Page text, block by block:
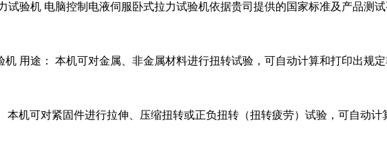
试验机 电脑控制电液伺服卧式拉力试验机依据贵司提供的国家标准及产品测
机 用途： 本机可对金属、非金属材料进行扭转试验，可自动计算和打印出规
本机可对紧固件进行拉伸、压缩扭转或正负扭转（扭转疲劳）试验，可自动计